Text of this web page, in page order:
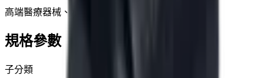
高端醫療器械、水循環設備、家用電器等
規格參數
子分類